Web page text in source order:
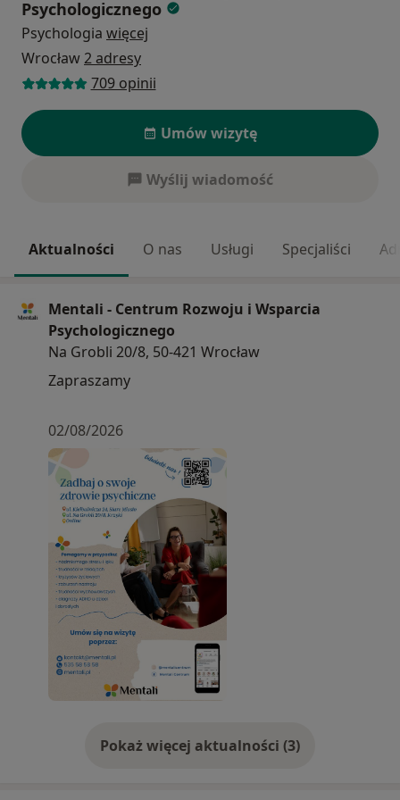
Psychologicznego
Psychologia więcej
Wrocław2 adresy
709 opinii
Umów wizytę
Wyślij wiadomość
Aktualności O nas Usługi Specjaliści
Mentali - Centrum Rozwoju i Wsparcia
Psychologicznego
Na Grobli 20/8, 50-421 Wrocław
Zapraszamy
02/08/2026
Pokaż więcej aktualności (3)